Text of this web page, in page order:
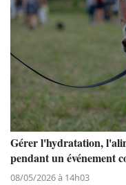
Gérer l'hydratation,
pendant un événement
08/05/2026 à 14h03